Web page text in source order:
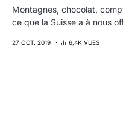
Montagnes, chocolat,
ce que la Suisse a à nous
27 OCT. 2019 6,4K VUES